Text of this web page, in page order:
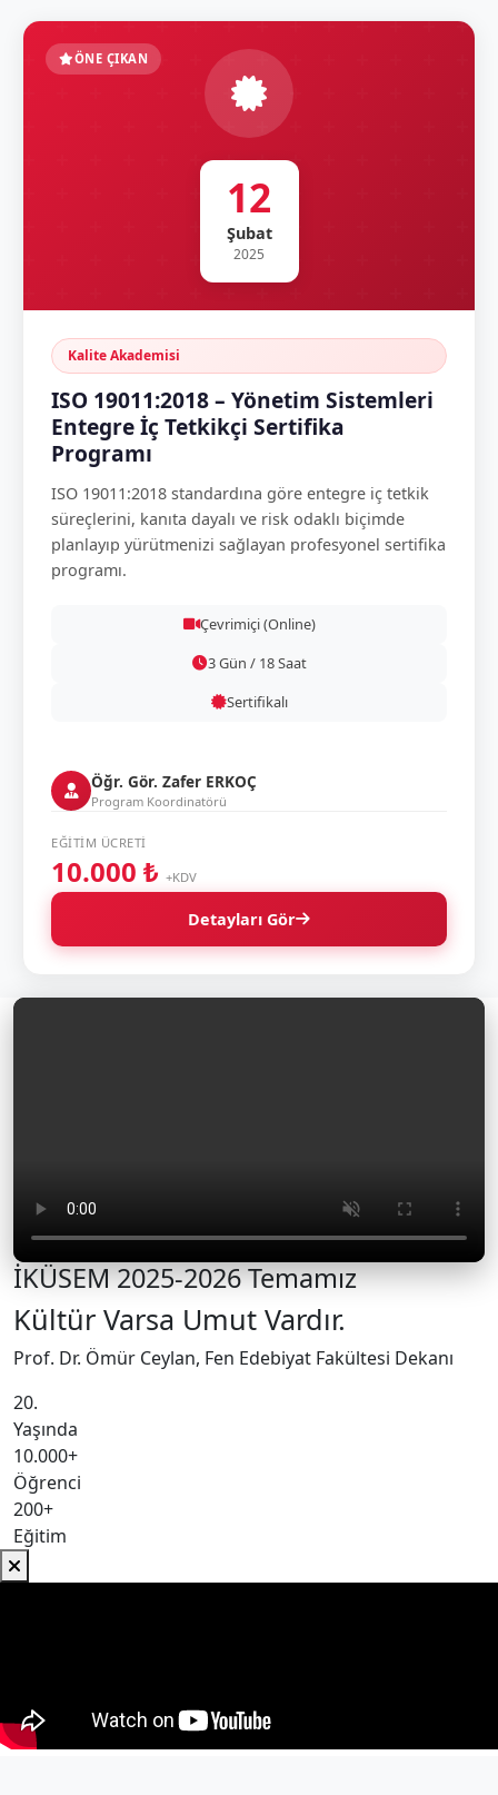
ÖNE ÇIKAN
12
Şubat
2025
Kalite Akademisi
ISO 19011:2018 – Yönetim Sistemleri
Entegre İç Tetkikçi Sertifika
Programı
ISO 19011:2018 standardına göre entegre iç tetkik
süreçlerini, kanıta dayalı ve risk odaklı biçimde
planlayıp yürütmenizi sağlayan profesyonel sertifika
programı.
Çevrimiçi (Online)
3 Gün / 18 Saat
Sertifikalı
Öğr. Gör. Zafer ERKOÇ
Program Koordinatörü
EĞITIM ÜCRETI
10.000 ₺ +KDV
Detayları Gör
İKÜSEM 2025-2026 Temamız
Kültür Varsa Umut Vardır.
Prof. Dr. Ömür Ceylan, Fen Edebiyat Fakültesi Dekanı
20.
Yaşında
10.000+
Öğrenci
200+
Eğitim